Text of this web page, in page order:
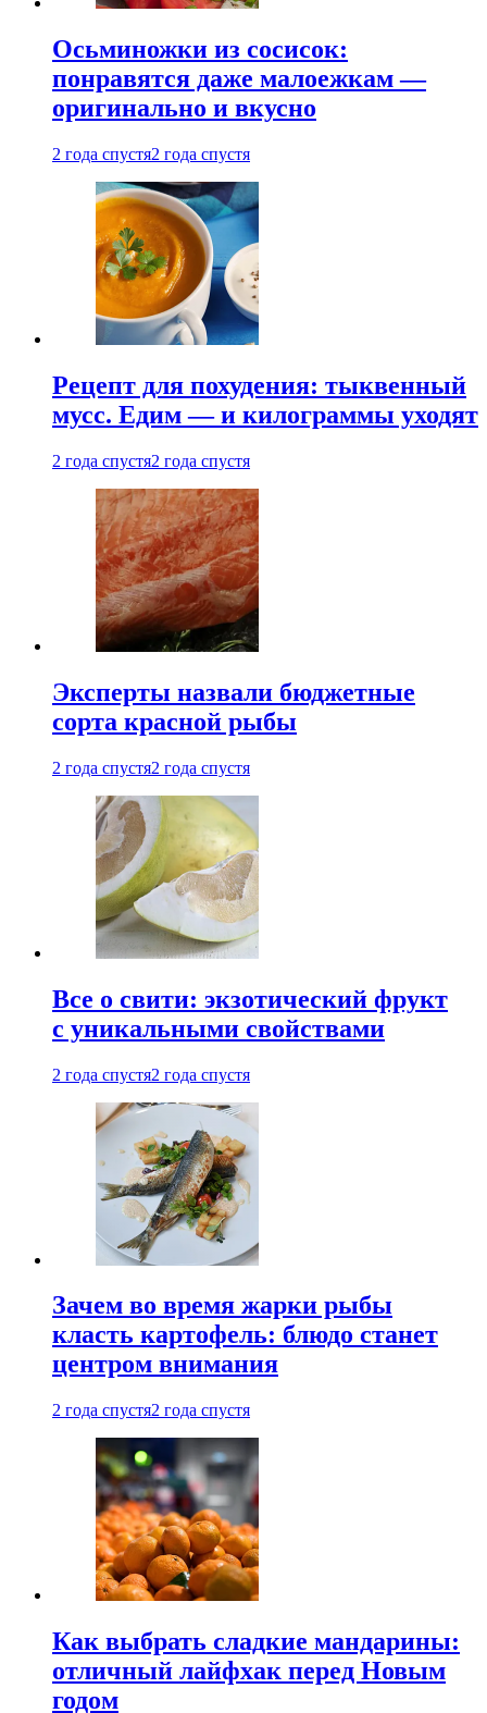
Осьминожки из сосисок:
понравятся даже малоежкам —
оригинально и вкусно
2 года спустя2 года спустя
Рецепт для похудения: тыквенный
мусс. Едим — и килограммы уходят
2 года спустя2 года спустя
Эксперты назвали бюджетные
сорта красной рыбы
2 года спустя2 года спустя
Все о свити: экзотический фрукт
с уникальными свойствами
2 года спустя2 года спустя
Зачем во время жарки рыбы
класть картофель: блюдо станет
центром внимания
2 года спустя2 года спустя
Как выбрать сладкие мандарины:
отличный лайфхак перед Новым
годом